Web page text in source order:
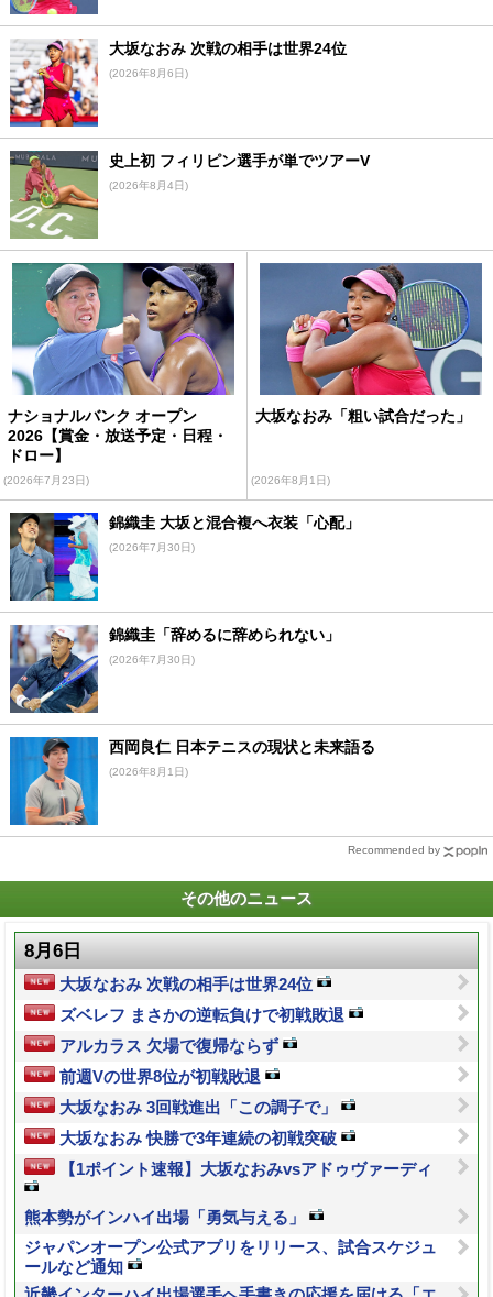
大坂なおみ 次戦の相手は世界24位
(2026年8月6日)
史上初 フィリピン選手が単でツアーV
(2026年8月4日)
ナショナルバンク オープン
2026【賞金・放送予定・日程・
ドロー】
(2026年7月23日)
大坂なおみ「粗い試合だった」
(2026年8月1日)
錦織圭 大坂と混合複へ衣装「心配」
(2026年7月30日)
錦織圭「辞めるに辞められない」
(2026年7月30日)
西岡良仁 日本テニスの現状と未来語る
(2026年8月1日)
Recommended by
その他のニュース
8月6日
大坂なおみ 次戦の相手は世界24位
ズベレフ まさかの逆転負けで初戦敗退
アルカラス 欠場で復帰ならず
前週Vの世界8位が初戦敗退
大坂なおみ 3回戦進出「この調子で」
大坂なおみ 快勝で3年連続の初戦突破
【1ポイント速報】大坂なおみvsアドゥヴァーディ
熊本勢がインハイ出場「勇気与える」
ジャパンオープン公式アプリをリリース、試合スケジュ
ールなど通知